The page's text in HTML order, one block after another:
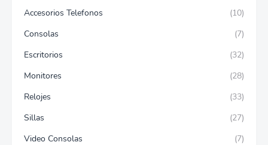
Accesorios Telefonos
(10)
Consolas
(7)
Escritorios
(32)
Monitores
(28)
Relojes
(33)
Sillas
(27)
Video Consolas
(7)